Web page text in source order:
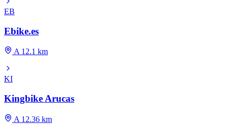
EB
Ebike.es
A 12.1 km
KI
Kingbike Arucas
A 12.36 km